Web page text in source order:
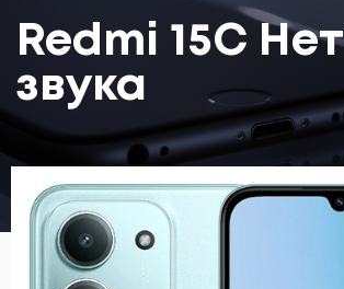
Redmi 15C Нет
звука